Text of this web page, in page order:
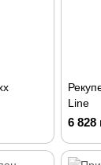
Line
6 828